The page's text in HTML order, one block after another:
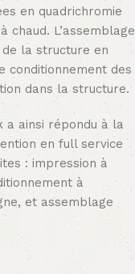
en quadrichromie
chaud. L’assemblage
la structure en
conditionnement des
dans la structure.
a ainsi répondu à la
en full service
: impression à
à
et assemblage